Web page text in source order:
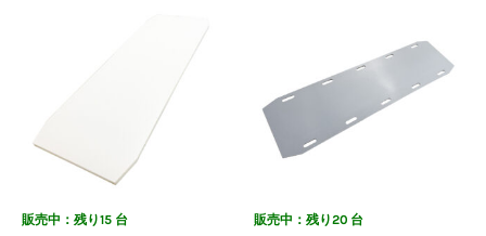
販売中：残り15 台 販売中：残り20 台